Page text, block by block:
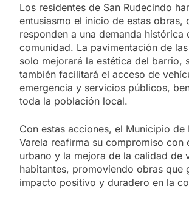
Los residentes de San Rudecindo
entusiasmo el inicio de estas obras,
responden a una demanda histórica
comunidad. La pavimentación de
solo mejorará la estética del barrio,
también facilitará el acceso de
emergencia y servicios públicos,
toda la población local.
Con estas acciones, el Municipio de
Varela reafirma su compromiso con
urbano y la mejora de la calidad de
habitantes, promoviendo obras que
impacto positivo y duradero en la